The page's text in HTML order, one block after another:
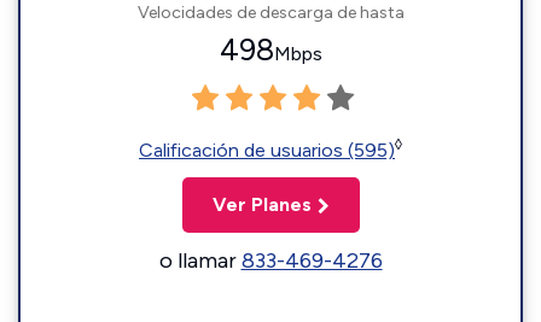
Velocidades de descarga de hasta
498Mbps
Calificación de usuarios (595)◊
Ver Planes
o llamar833-469-4276